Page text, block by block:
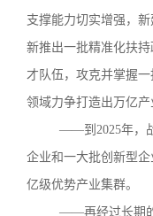
支撑能力切实增强，
新推出一批精准化扶
才队伍，攻克并掌握
领域力争打造出万亿
——到2025年，
企业和一大批创新型
亿级优势产业集群。
——再经过长期的